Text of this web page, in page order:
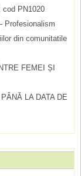
cod PN1020
Profesionalism
din comunitatile
FEMEI ȘI
LA DATA DE